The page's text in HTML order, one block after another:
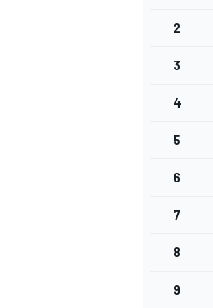
2
3
4
5
6
7
8
9